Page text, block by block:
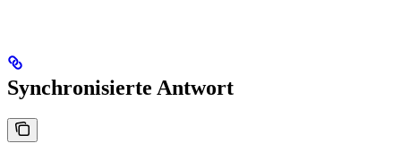
Synchronisierte Antwort